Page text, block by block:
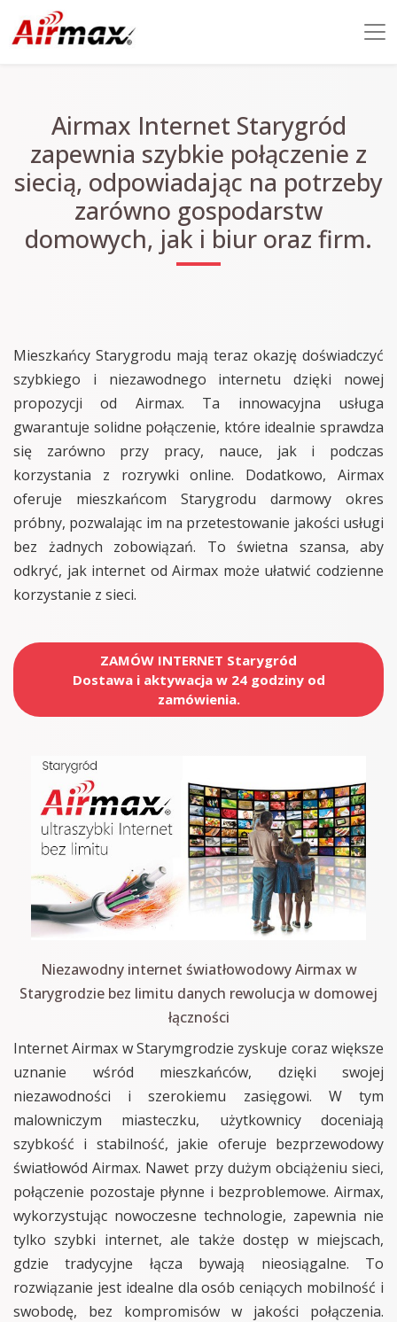
Airmax Internet Starygród
zapewnia szybkie połączenie z
siecią, odpowiadając na potrzeby
zarówno gospodarstw
domowych, jak i biur oraz firm.
Mieszkańcy Starygrodu mają teraz okazję doświadczyć
szybkiego i niezawodnego internetu dzięki nowej
propozycji od Airmax. Ta innowacyjna usługa
gwarantuje solidne połączenie, które idealnie sprawdza
się zarówno przy pracy, nauce, jak i podczas
korzystania z rozrywki online. Dodatkowo, Airmax
oferuje mieszkańcom Starygrodu darmowy okres
próbny, pozwalając im na przetestowanie jakości usługi
bez żadnych zobowiązań. To świetna szansa, aby
odkryć, jak internet od Airmax może ułatwić codzienne
korzystanie z sieci.
ZAMÓW INTERNET Starygród
Dostawa i aktywacja w 24 godziny od
zamówienia.
Niezawodny internet światłowodowy Airmax w
Starygrodzie bez limitu danych rewolucja w domowej
łączności
Internet Airmax w Starymgrodzie zyskuje coraz większe
uznanie wśród mieszkańców, dzięki swojej
niezawodności i szerokiemu zasięgowi. W tym
malowniczym miasteczku, użytkownicy doceniają
szybkość i stabilność, jakie oferuje bezprzewodowy
światłowód Airmax. Nawet przy dużym obciążeniu sieci,
połączenie pozostaje płynne i bezproblemowe. Airmax,
wykorzystując nowoczesne technologie, zapewnia nie
tylko szybki internet, ale także dostęp w miejscach,
gdzie tradycyjne łącza bywają nieosiągalne. To
rozwiązanie jest idealne dla osób ceniących mobilność i
swobodę, bez kompromisów w jakości połączenia.